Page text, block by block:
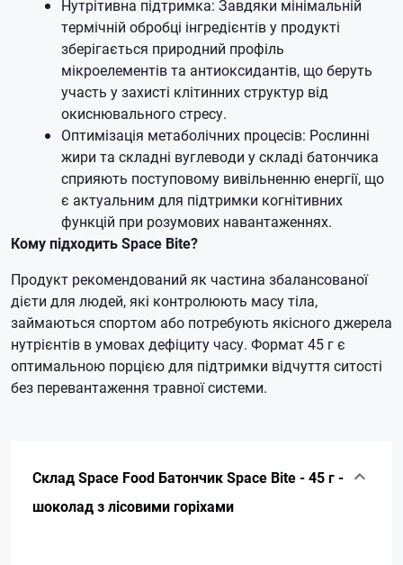
Нутрітивна підтримка: Завдяки мінімальній
термічній обробці інгредієнтів у продукті
зберігається природний профіль
мікроелементів та антиоксидантів, що беруть
участь у захисті клітинних структур від
окиснювального стресу.
Оптимізація метаболічних процесів: Рослинні
жири та складні вуглеводи у складі батончика
сприяють поступовому вивільненню енергії, що
є актуальним для підтримки когнітивних
функцій при розумових навантаженнях.
Кому підходить Space Bite?
Продукт рекомендований як частина збалансованої
дієти для людей, які контролюють масу тіла,
займаються спортом або потребують якісного джерела
нутрієнтів в умовах дефіциту часу. Формат 45 г є
оптимальною порцією для підтримки відчуття ситості
без перевантаження травної системи.
Склад Space Food Батончик Space Bite - 45 г -
шоколад з лісовими горіхами